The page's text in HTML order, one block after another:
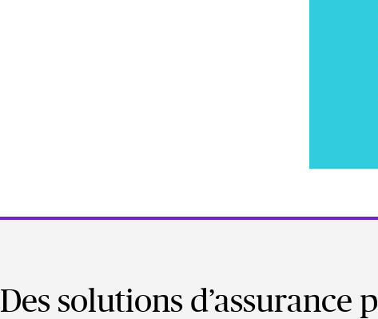
Des solutions d’assurance